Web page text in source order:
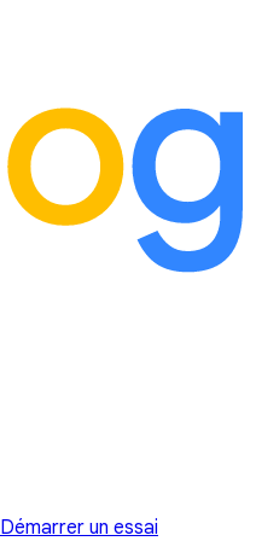
Démarrer un essai